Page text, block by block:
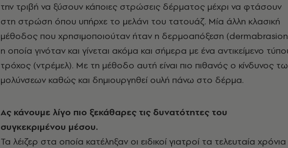
την τριβή να ξύσουν κάποιες στρώσεις δέρματος μέχρι να φτάσουν
στη στρώση όπου υπήρχε το μελάνι του τατουάζ. Μία άλλη κλασική
μέθοδος που χρησιμοποιούταν ήταν η δερμοαπόξεση
η οποία γινόταν και γίνεται ακόμα και σήμερα με ένα αντικείμενο
τρόχος (ντρέμελ). Με τη μέθοδο αυτή είναι πιο πιθανός ο κίνδυνος
μολύνσεων καθώς και δημιουργηθεί ουλή πάνω στο δέρμα.
Ας κάνουμε λίγο πιο ξεκάθαρες τις δυνατότητες του
συγκεκριμένου μέσου.
Τα λέιζερ στα οποία κατέληξαν οι ειδικοί γιατροί τα τελευταία χρόνια